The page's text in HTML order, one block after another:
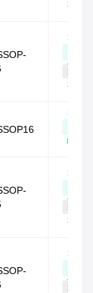
相同
相似
80
封装
相同
相似
80
相似
78
封装
相同
相似
75
封装